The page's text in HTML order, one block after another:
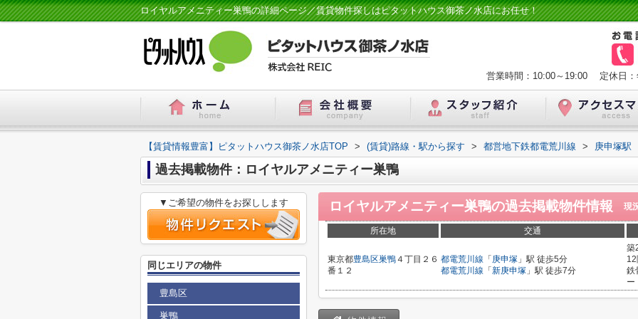
ロイヤルアメニティー巣鴨の詳細ページ／賃貸物件探しはピタットハウス御茶ノ水店にお任せ！
営業時間：10:00～19:00 定休日
【賃貸情報豊富】ピタットハウス御茶ノ水店TOP > (賃貸)路線・駅から探す > 都営地下鉄都電荒川線 > 庚申塚駅
過去掲載物件：ロイヤルアメニティー巣鴨
ロイヤルアメニティー巣鴨の過去掲載物件情報 現
所在地 交通
東京都豊島区巣鴨４丁目２６
番１２
都電荒川線 「 庚申塚 」駅 徒歩5分
都電荒川線 「 新庚申塚 」駅 徒歩7分
築
鉄
ー
▼ご希望の物件をお探しします
同じエリアの物件
豊島区
巣鴨